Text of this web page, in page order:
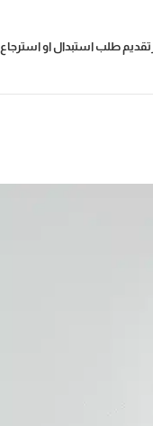
تقديم طلب استبدال او استرجاع